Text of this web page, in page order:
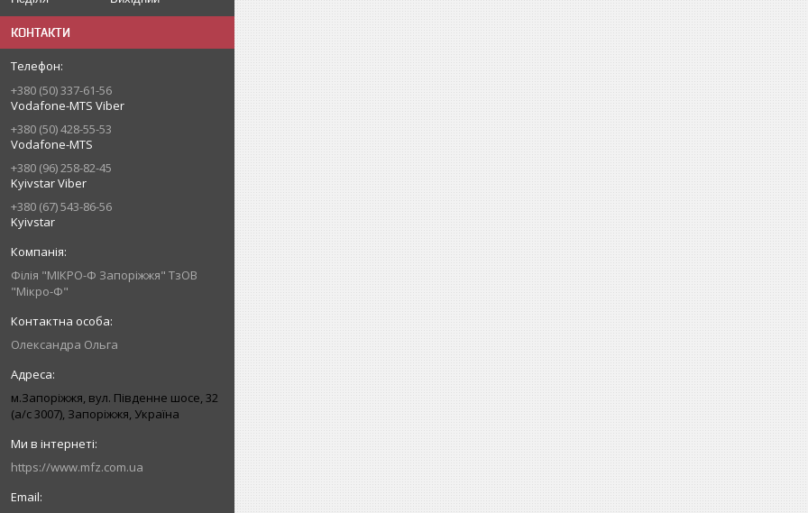
КОНТАКТИ
+380 (50) 337-61-56
Vodafone-MTS Viber
+380 (50) 428-55-53
Vodafone-MTS
+380 (96) 258-82-45
Kyivstar Viber
+380 (67) 543-86-56
Kyivstar
Філія "МІКРО-Ф Запоріжжя" ТзОВ
"Мікро-Ф"
Олександра Ольга
м.Запоріжжя, вул. Південне шосе, 32
(а/с 3007), Запоріжжя, Україна
https://www.mfz.com.ua